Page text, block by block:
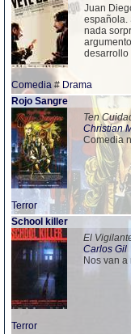
Juan
española.
nada
desarrollo
Comedia # Drama
Rojo Sangre
Ten
Christian
Comedia
Terror
School killer
El
Carlos Gil
Nos van a
Terror